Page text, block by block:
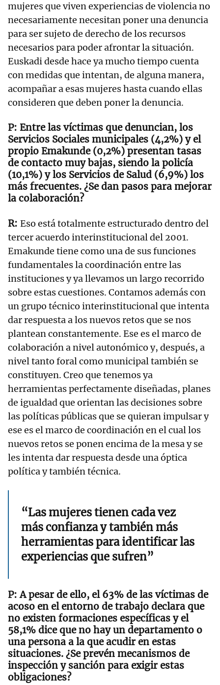
mujeres que viven experiencias de violencia no
necesariamente necesitan poner una denuncia
para ser sujeto de derecho de los recursos
necesarios para poder afrontar la situación.
Euskadi desde hace ya mucho tiempo cuenta
con medidas que intentan, de alguna manera,
acompañar a esas mujeres hasta cuando ellas
consideren que deben poner la denuncia.
Entre las víctimas que denuncian, los
Servicios Sociales municipales (4,2%) y el
propio Emakunde (0,2%) presentan tasas
de contacto muy bajas, siendo la policía
(10,1%) y los Servicios de Salud (6,9%) los
más frecuentes. ¿Se dan pasos para mejorar
la colaboración?
Eso está totalmente estructurado dentro del
tercer acuerdo interinstitucional del 2001.
Emakunde tiene como una de sus funciones
fundamentales la coordinación entre las
instituciones y ya llevamos un largo recorrido
sobre estas cuestiones. Contamos además con
un grupo técnico interinstitucional que intenta
dar respuesta a los nuevos retos que se nos
plantean constantemente. Ese es el marco de
colaboración a nivel autonómico y, después, a
nivel tanto foral como municipal también se
constituyen. Creo que tenemos ya
herramientas perfectamente diseñadas, planes
de igualdad que orientan las decisiones sobre
las políticas públicas que se quieran impulsar y
ese es el marco de coordinación en el cual los
nuevos retos se ponen encima de la mesa y se
les intenta dar respuesta desde una óptica
política y también técnica.
“Las mujeres tienen cada vez
más confianza y también más
herramientas para identificar las
experiencias que sufren”
A pesar de ello, el 63% de las víctimas de
acoso en el entorno de trabajo declara que
no existen formaciones específicas y el
58,1% dice que no hay un departamento o
una persona a la que acudir en estas
situaciones. ¿Se prevén mecanismos de
inspección y sanción para exigir estas
obligaciones?